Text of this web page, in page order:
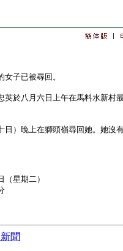
子已被尋回。
於八月六日上午在馬料水新村
）晚上在獅頭嶺尋回她。她沒
（星期二）
聞